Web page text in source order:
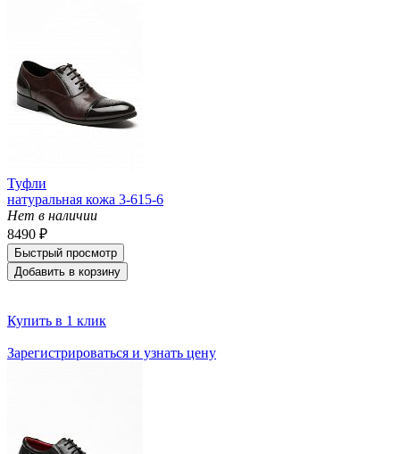
Туфли
натуральная кожа 3-615-6
Нет в наличии
8490 ₽
Быстрый просмотр
Добавить в корзину
Купить в 1 клик
Зарегистрироваться и узнать цену